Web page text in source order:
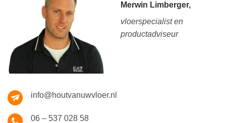
Merwin Limberger,
vloerspecialist en
productadviseur
info@houtvanuwvloer.nl
06 – 537 028 58